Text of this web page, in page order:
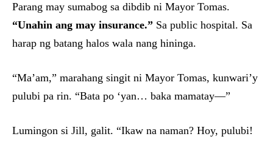
Parang may sumabog sa dibdib ni Mayor Tomas.
“Unahin ang may insurance.” Sa public hospital. Sa
harap ng batang halos wala nang hininga.
“Ma’am,” marahang singit ni Mayor Tomas, kunwari’y
pulubi pa rin. “Bata po ‘yan… baka mamatay—”
Lumingon si Jill, galit. “Ikaw na naman? Hoy, pulubi!